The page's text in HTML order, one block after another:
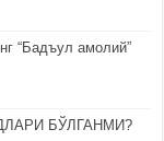
“Бадъул амолий”
БЎЛГАНМИ?